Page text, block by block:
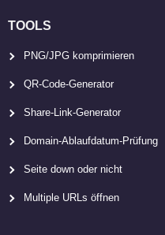
TOOLS
PNG/JPG komprimieren
QR-Code-Generator
Share-Link-Generator
Domain-Ablaufdatum-Prüfung
Seite down oder nicht
Multiple URLs öffnen